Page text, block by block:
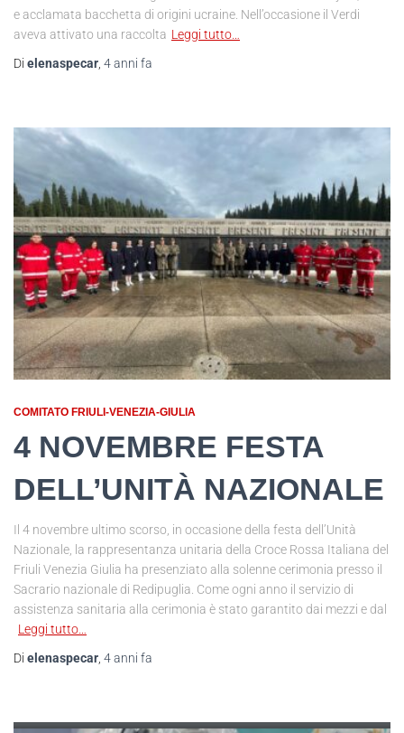
e acclamata bacchetta di origini ucraine. Nell’occasione il Verdi
aveva attivato una raccolta Leggi tutto…
Di elenaspecar 4 anni fa
COMITATO FRIULI-VENEZIA-GIULIA
4 NOVEMBRE FESTA
DELL’UNITÀ NAZIONALE
Il 4 novembre ultimo scorso, in occasione della festa dell’Unità
Nazionale, la rappresentanza unitaria della Croce Rossa Italiana del
Friuli Venezia Giulia ha presenziato alla solenne cerimonia presso il
Sacrario nazionale di Redipuglia. Come ogni anno il servizio di
assistenza sanitaria alla cerimonia è stato garantito dai mezzi e dal
Leggi tutto…
Di elenaspecar 4 anni fa